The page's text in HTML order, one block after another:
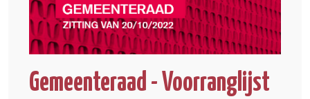
In 1 klik
Gemeenteraad - Voorranglijst